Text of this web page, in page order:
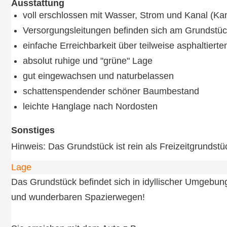
Ausstattung
voll erschlossen mit Wasser, Strom und Kanal
Versorgungsleitungen befinden sich am
einfache Erreichbarkeit über teilweise
absolut ruhige und "grüne" Lage
gut eingewachsen und naturbelassen
schattenspendender schöner Baumbestand
leichte Hanglage nach Nordosten
Sonstiges
Hinweis: Das Grundstück ist rein als
Lage
Das Grundstück befindet sich in idyllischer
und wunderbaren Spazierwegen!